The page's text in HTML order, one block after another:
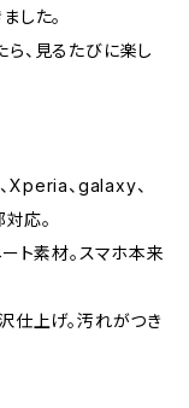
した。
、見るたびに楽し
Xperia、galaxy、
応。
ト素材。スマホ本来
仕上げ。汚れがつき